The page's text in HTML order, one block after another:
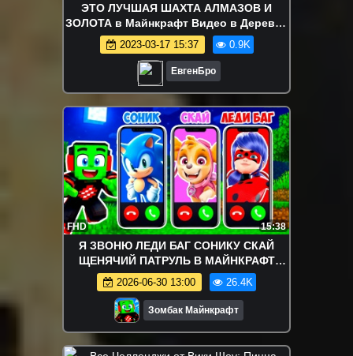
ЭТО ЛУЧШАЯ ШАХТА АЛМАЗОВ И
ЗОЛОТА в Майнкрафт Видео в Деревне
Жителей Minecraft PE
2023-03-17 15:37 0.9K
ЕвгенБро
FHD 15:38
Я ЗВОНЮ ЛЕДИ БАГ СОНИКУ СКАЙ
ЩЕНЯЧИЙ ПАТРУЛЬ В МАЙНКРАФТ
МУЛЬТИК СОНИК БУМ
2026-06-30 13:00 26.4K
Зомбак Майнкрафт